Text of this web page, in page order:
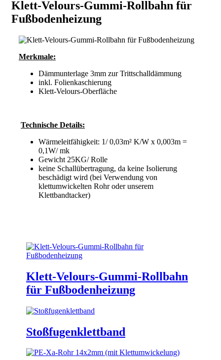
Klett-Velours-Gummi-Rollbahn für
Fußbodenheizung
Merkmale:
Dämmunterlage 3mm zur Trittschalldämmung
inkl. Folienkaschierung
Klett-Velours-Oberfläche
Technische Details:
Wärmeleitfähigkeit: 1/ 0,03m² K/W x 0,003m =
0,1W/ mk
Gewicht 25KG/ Rolle
keine Schallübertragung, da keine Isolierung
beschädigt wird (bei Verwendung von
klettumwickelten Rohr oder unserem
Klettbandtacker)
Klett-Velours-Gummi-Rollbahn
für Fußbodenheizung
Stoßfugenklettband